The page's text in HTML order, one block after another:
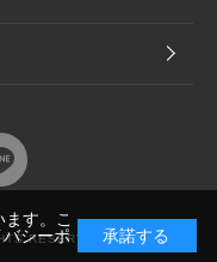
RESERVED
す。こ
バシーポ
承諾する